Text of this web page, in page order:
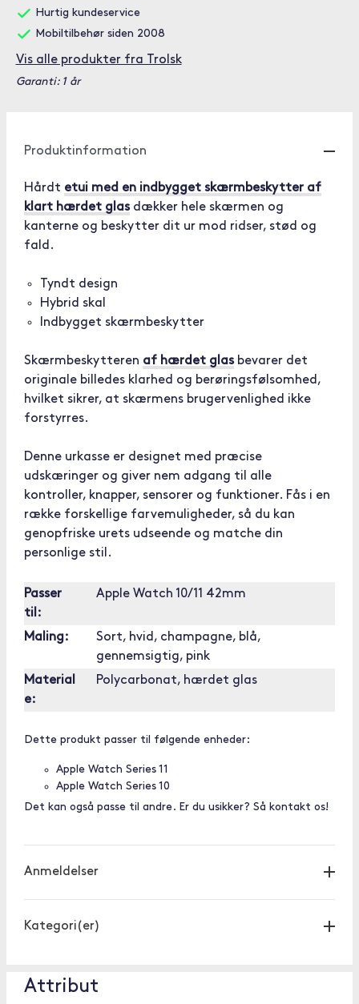
Hurtig kundeservice
Mobiltilbehør siden 2008
Vis alle produkter fra Trolsk
Garanti: 1 år
Produktinformation
Hårdt etui med en indbygget skærmbeskytter af
klart hærdet glasdækker hele skærmen og
kanterne og beskytter dit ur mod ridser, stød og
fald.
Tyndt design
Hybrid skal
Indbygget skærmbeskytter
Skærmbeskytteren af hærdet glasbevarer det
originale billedes klarhed og berøringsfølsomhed,
hvilket sikrer, at skærmens brugervenlighed ikke
forstyrres.
Denne urkasse er designet med præcise
udskæringer og giver nem adgang til alle
kontroller, knapper, sensorer og funktioner. Fås i en
række forskellige farvemuligheder, så du kan
genopfriske urets udseende og matche din
personlige stil.
Passer
til:
Apple Watch 10/11 42mm
Maling:
Sort, hvid, champagne, blå,
gennemsigtig, pink
Material
e:
Polycarbonat, hærdet glas
Dette produkt passer til følgende enheder:
Apple Watch Series 11
Apple Watch Series 10
Det kan også passe til andre. Er du usikker? Så kontakt os!
Anmeldelser
Kategori(er)
Attribut